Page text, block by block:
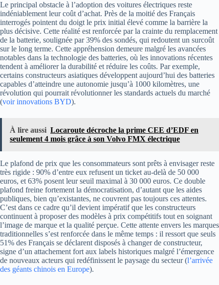
Le principal obstacle à l’adoption des voitures électriques reste
indéniablement leur coût d’achat. Près de la moitié des Français
interrogés pointent du doigt le prix initial élevé comme la barrière la
plus décisive. Cette réalité est renforcée par la crainte du remplacement
de la batterie, soulignée par 39% des sondés, qui redoutent un surcoût
sur le long terme. Cette appréhension demeure malgré les avancées
notables dans la technologie des batteries, où les innovations récentes
tendent à améliorer la durabilité et réduire les coûts. Par exemple,
certains constructeurs asiatiques développent aujourd’hui des batteries
capables d’atteindre une autonomie jusqu’à 1000 kilomètres, une
révolution qui pourrait révolutionner les standards actuels du marché
(voir innovations BYD).
À lire aussi Locaroute décroche la prime CEE d’EDF en
seulement 4 mois grâce à son Volvo FMX électrique
Le plafond de prix que les consommateurs sont prêts à envisager reste
très rigide : 90% d’entre eux refusent un ticket au-delà de 50 000
euros, et 63% posent leur seuil maximal à 30 000 euros. Ce double
plafond freine fortement la démocratisation, d’autant que les aides
publiques, bien qu’existantes, ne couvrent pas toujours ces attentes.
C’est dans ce cadre qu’il devient impératif que les constructeurs
continuent à proposer des modèles à prix compétitifs tout en soignant
l’image de marque et la qualité perçue. Cette attente envers les marques
traditionnelles s’est renforcée dans le même temps : il ressort que seuls
51% des Français se déclarent disposés à changer de constructeur,
signe d’un attachement fort aux labels historiques malgré l’émergence
de nouveaux acteurs qui redéfinissent le paysage du secteur (l’arrivée
des géants chinois en Europe).